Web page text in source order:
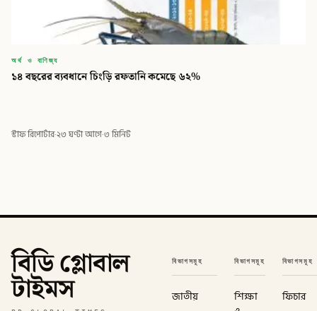
অর্থ ও বাণিজ্য
১৪ বছরের ব্যবধানে চিংড়ি রফতানি কমেছে ৬২%
স্টাফ রিপোর্টার·২৩ ঘণ্টা আগে·৩ মিনিট
বিডি গ্লোবাল
টাইমস
বিভাগসমূহ
জাতীয়
বিভাগসমূহ
শিক্ষা
বিভাগসমূহ
ফিচার